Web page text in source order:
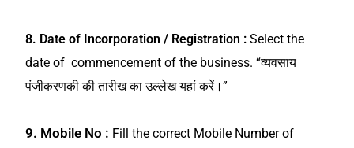
8. Date of Incorporation / Registration :Select the
date of commencement of the business. “व्यवसाय
पंजीकरणकी की तारीख का उल्लेख यहां करें।”
9. Mobile No : Fill the correct Mobile Number of